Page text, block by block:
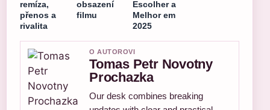
remíza,
přenos a
rivalita
obsazení
filmu
Escolher a
Melhor em
2025
O AUTOROVI
Tomas Petr Novotny
Prochazka
Our desk combines breaking